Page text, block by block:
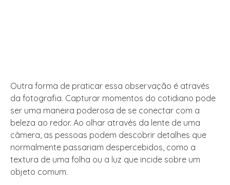
Outra forma de praticar essa observação é através
da fotografia. Capturar momentos do cotidiano pode
ser uma maneira poderosa de se conectar com a
beleza ao redor. Ao olhar através da lente de uma
câmera, as pessoas podem descobrir detalhes que
normalmente passariam despercebidos, como a
textura de uma folha ou a luz que incide sobre um
objeto comum.